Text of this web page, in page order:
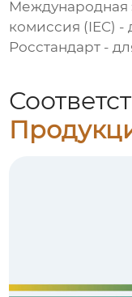
Международная
комиссия (IEC) -
Росстандарт -